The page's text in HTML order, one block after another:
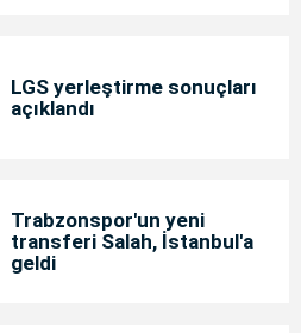
LGS yerleştirme sonuçları
açıklandı
Trabzonspor'un yeni
transferi Salah, İstanbul'a
geldi